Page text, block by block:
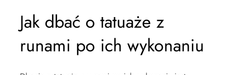
Jak dbać o tatuaże z
runami po ich wykonaniu